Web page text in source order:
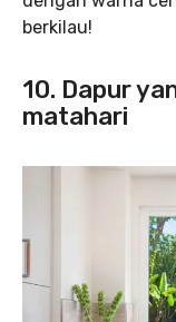
berkilau!
10. Dapur
matahari